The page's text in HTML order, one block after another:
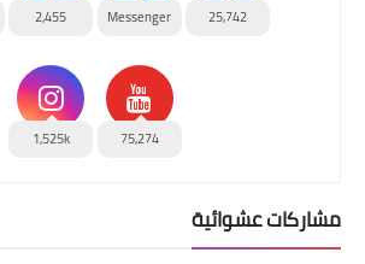
25,742
Messenger
2,455
75,274
1,525k
مشاركات عشوائية